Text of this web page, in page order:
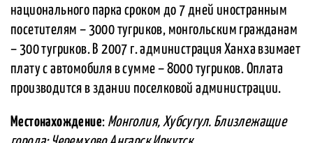
национального парка сроком до 7 дней иностранным
посетителям – 3000 тугриков, монгольским гражданам
– 300 тугриков. В 2007 г. администрация Ханха взимает
плату с автомобиля в сумме – 8000 тугриков. Оплата
производится в здании поселковой администрации.
Местонахождение: Монголия, Хубсугул. Близлежащие